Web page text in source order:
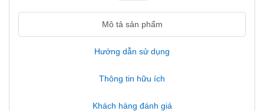
Mô tả sản phẩm
Hướng dẫn sử dụng
Thông tin hữu ích
Khách hàng đánh giá